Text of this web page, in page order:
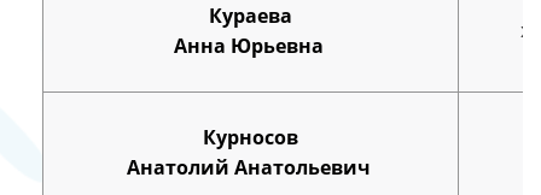
Кураева
Анна Юрьевна
Курносов
Анатолий Анатольевич